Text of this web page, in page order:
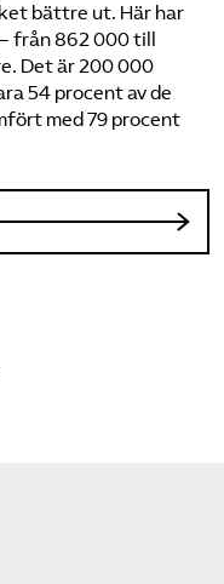
bättre ut. Här har
från 862 000 till
Det är 200 000
54 procent av de
med 79 procent